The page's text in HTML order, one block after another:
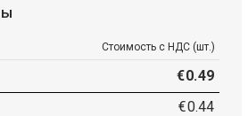
Стоимость с НДС (шт.)
€0.49
€0.44